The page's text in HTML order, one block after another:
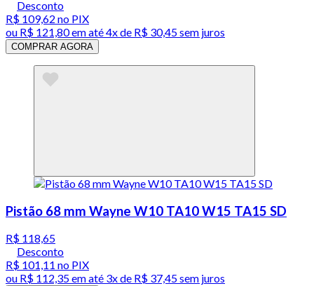
Desconto
R$ 109,62 no PIX
ou R$ 121,80em até4x de R$ 30,45 sem juros
COMPRAR AGORA
Pistão 68 mm Wayne W10 TA10 W15 TA15 SD
R$ 118,65
Desconto
R$ 101,11 no PIX
ou R$ 112,35em até 3x de R$ 37,45 sem juros